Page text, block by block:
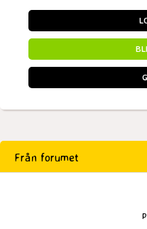
Från forumet